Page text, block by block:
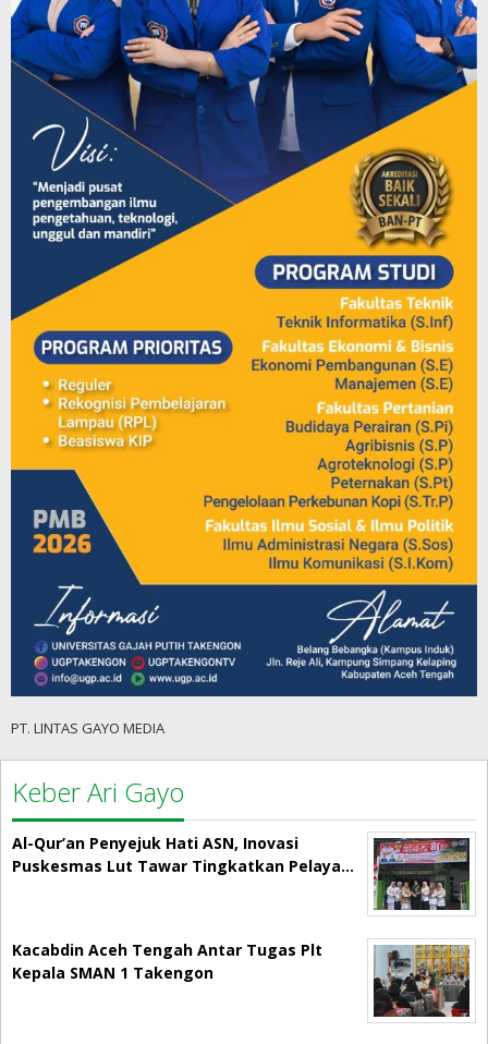
PT. LINTAS GAYO MEDIA
Keber Ari Gayo
Al-Qur’an Penyejuk Hati ASN, Inovasi
Puskesmas Lut Tawar Tingkatkan Pelaya…
Kacabdin Aceh Tengah Antar Tugas Plt
Kepala SMAN 1 Takengon